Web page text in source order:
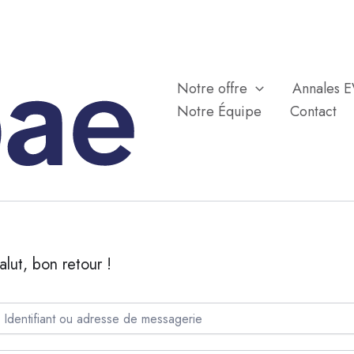
Notre offre
Annales
Notre Équipe
Contact
bon retour !